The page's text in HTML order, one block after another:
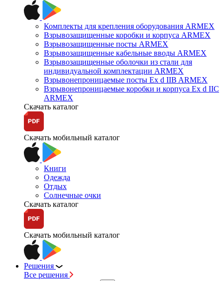
Комплекты для крепления оборудования ARMEX
Взрывозащищенные коробки и корпуса ARMEX
Взрывозащищенные посты ARMEX
Взрывозащищенные кабельные вводы ARMEX
Взрывозащищенные оболочки из стали для
индивидуальной комплектации ARMEX
Взрывонепроницаемые посты Ex d IIB ARMEX
Взрывонепроницаемые коробки и корпуса Ex d IIС
ARMEX
Скачать каталог
Скачать мобильный каталог
Книги
Одежда
Отдых
Солнечные очки
Скачать каталог
Скачать мобильный каталог
Решения
Все решения